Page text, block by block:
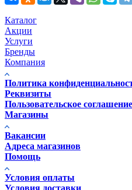
Каталог
Акции
Услуги
Бренды
Компания
Политика
Реквизиты
Пользовательское соглашение
Магазины
Вакансии
Адреса магазинов
Помощь
Условия оплаты
Условия доставки